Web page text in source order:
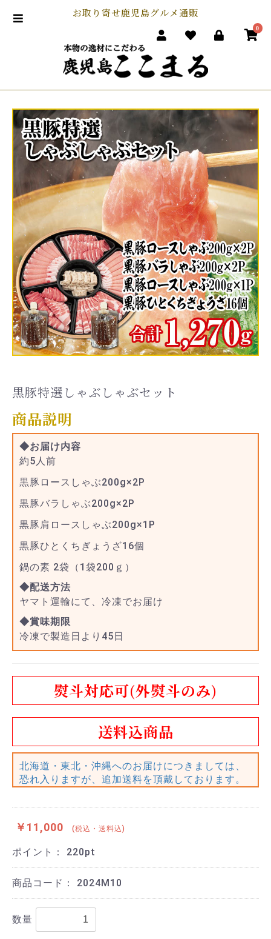
お取り寄せ鹿児島グルメ通販
0
黒豚特選しゃぶしゃぶセット
商品説明
◆お届け内容
約5人前
黒豚ロースしゃぶ200g×2P
黒豚バラしゃぶ200g×2P
黒豚肩ロースしゃぶ200g×1P
黒豚ひとくちぎょうざ16個
鍋の素 2袋（1袋200ｇ）
◆配送方法
ヤマト運輸にて、冷凍でお届け
◆賞味期限
冷凍で製造日より45日
熨斗対応可(外熨斗のみ)
送料込商品
北海道・東北・沖縄へのお届けにつきましては、
恐れ入りますが、追加送料を頂戴しております。
￥11,000 (税込・送料込)
ポイント： 220pt
商品コード： 2024M10
数量